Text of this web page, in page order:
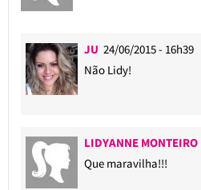
JU 24/06/2015 - 16h39
Não Lidy!
LIDYANNE
Que maravilha!!!